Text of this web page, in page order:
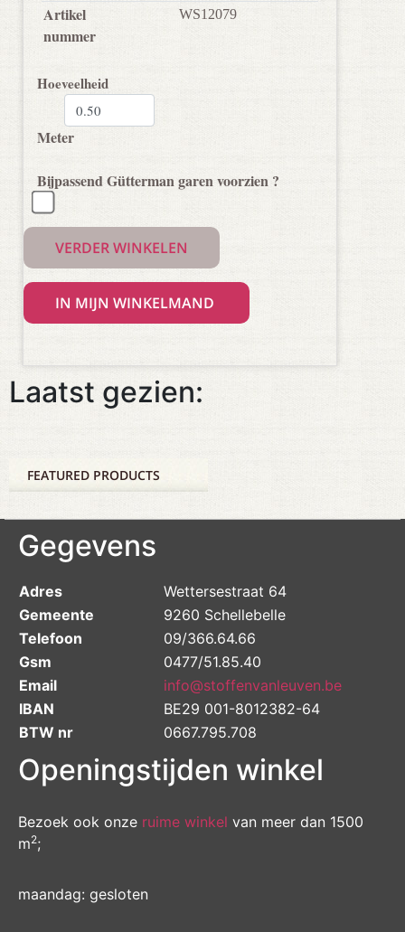
Artikel
nummer
WS12079
Hoeveelheid
Meter
Bijpassend Gütterman garen voorzien ?
VERDER WINKELEN
Laatst gezien:
FEATURED PRODUCTS
Gegevens
Adres
Wettersestraat 64
Gemeente
9260 Schellebelle
Telefoon
09/366.64.66
Gsm
0477/51.85.40
Email
info@stoffenvanleuven.be
IBAN
BE29 001-8012382-64
BTW nr
0667.795.708
Openingstijden winkel
Bezoek ook onze ruime winkel van meer dan 1500
m2;
maandag: gesloten